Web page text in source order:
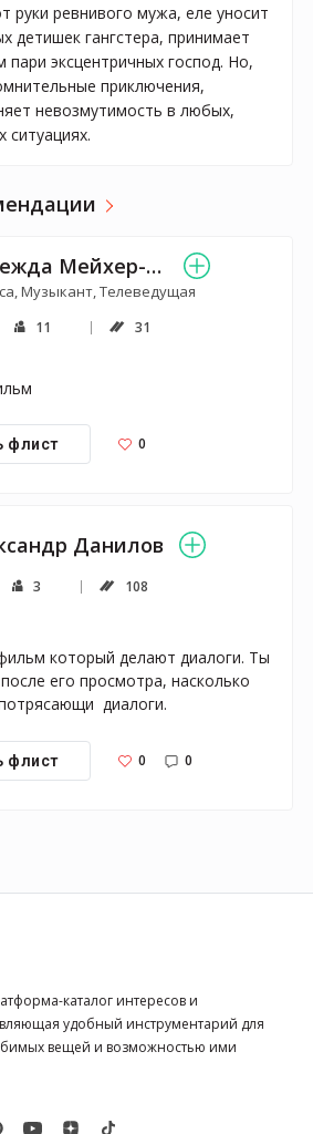
руки ревнивого мужа, еле уносит
детишек гангстера, принимает
пари эксцентричных господ. Но,
приключения,
невозмутимость в любых,
ситуациях.
Надежда Мейхер-Грановская
Музыкант, Телеведущая
11 31
флист 0
Данилов
3 108
который делают диалоги. Ты
его просмотра, насколько
диалоги.
флист 0 0
каталог интересов и
удобный инструментарий для
вещей и возможностью ими